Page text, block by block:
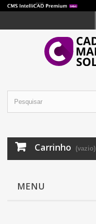
Carrinho (vazio)
MENU